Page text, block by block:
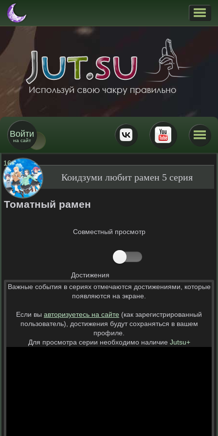
Войти
на сайт
16+
Коидзуми любит рамен 5 серия
Томатный рамен
Совместный просмотр
Достижения
Важные события в сериях отмечаются достижениями, которые
появляются на экране.
Если вы авторизуетесь на сайте (как зарегистрированный
пользователь), достижения будут сохраняться в вашем
профиле.
Для просмотра серии необходимо наличие Jutsu+